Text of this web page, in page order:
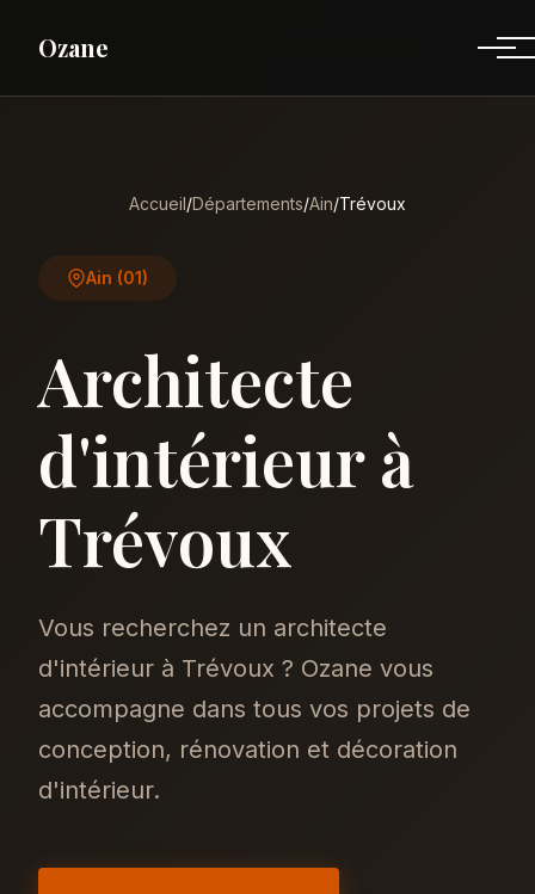
Ozane
Accueil/Départements/Ain/Trévoux
Ain (01)
Architecte
d'intérieur à
Trévoux
Vous recherchez un architecte
d'intérieur à Trévoux ? Ozane vous
accompagne dans tous vos projets de
conception, rénovation et décoration
d'intérieur.